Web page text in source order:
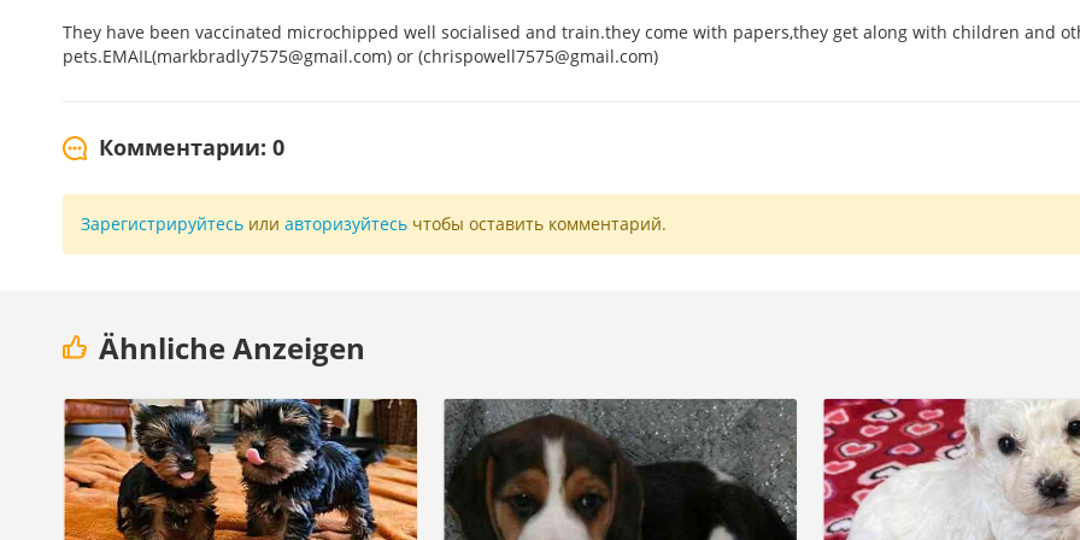
They have been vaccinated microchipped well socialised and train.they come with papers,they get along with children and
pets.EMAIL(markbradly7575@gmail.com) or (chrispowell7575@gmail.com)
Комментарии: 0
Зарегистрируйтесь или авторизуйтесь чтобы оставить комментарий.
Ähnliche Anzeigen